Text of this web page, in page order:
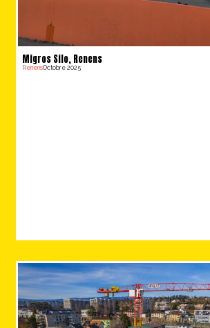
Migros Silo, Renens
RenensOctobre 2025